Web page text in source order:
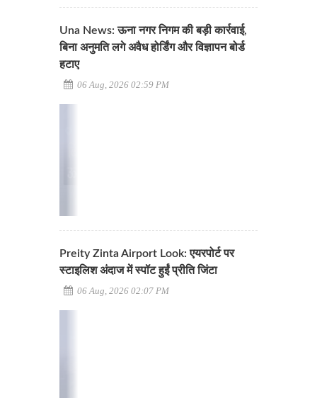
Una News: ऊना नगर निगम की बड़ी कार्रवाई,
बिना अनुमति लगे अवैध होर्डिंग और विज्ञापन बोर्ड
हटाए
06 Aug, 2026 02:59 PM
Preity Zinta Airport Look: एयरपोर्ट पर
स्टाइलिश अंदाज में स्पॉट हुईं प्रीति जिंटा
06 Aug, 2026 02:07 PM